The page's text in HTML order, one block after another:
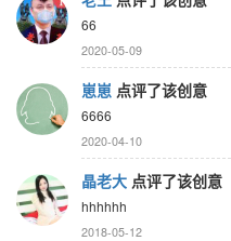
66
2020-05-09
崽崽 点评了该创意
6666
2020-04-10
晶老大 点评了该创意
hhhhhh
2018-05-12